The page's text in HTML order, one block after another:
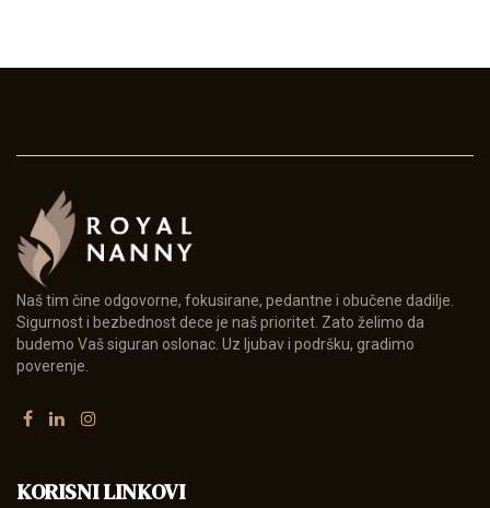
Naš tim čine odgovorne, fokusirane, pedantne i obučene dadilje.
Sigurnost i bezbednost dece je naš prioritet. Zato želimo da
budemo Vaš siguran oslonac. Uz ljubav i podršku, gradimo
poverenje.
KORISNI LINKOVI